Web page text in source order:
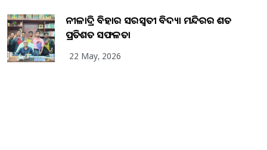
ନୀଳାଦ୍ରି ବିହାର ସରସ୍ୱତୀ ବିଦ୍ୟା ମନ୍ଦିରର ଶତ
ପ୍ରତିଶତ ସଫଳତା
22 May, 2026